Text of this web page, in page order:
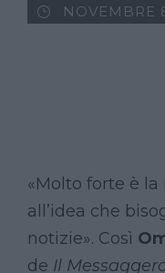
NOVEMBRE
«Molto forte è
all’idea che
notizie». Così
de Il